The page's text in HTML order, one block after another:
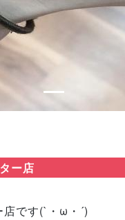
ー店
です(`・ω・´)